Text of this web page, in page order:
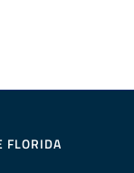
FLORIDA